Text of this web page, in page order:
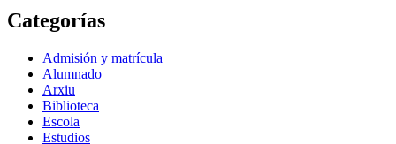
Categorías
Admisión y matrícula
Alumnado
Arxiu
Biblioteca
Escola
Estudios